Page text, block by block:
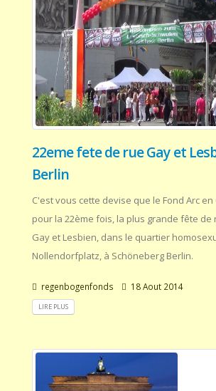
22eme fete de rue Gay et
Berlin
C'est vous cette devise que le Fond Arc
pour la 22ème fois, la plus grande fête
Gay et Lesbien, dans le quartier
Nollendorfplatz, à Schöneberg Berlin.
regenbogenfonds 18 Aout 2014
LIRE PLUS